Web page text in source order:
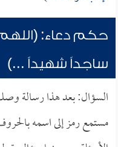
حكم دعاء:
ساجداً شهيداً ...)
السؤال: بعد هذا رسالة
مستمع رمز إلى اسمه